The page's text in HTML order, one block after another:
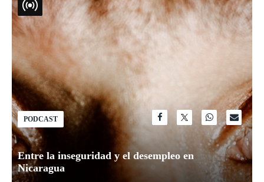
PODCAST
Entre la inseguridad y el desempleo en
Nicaragua